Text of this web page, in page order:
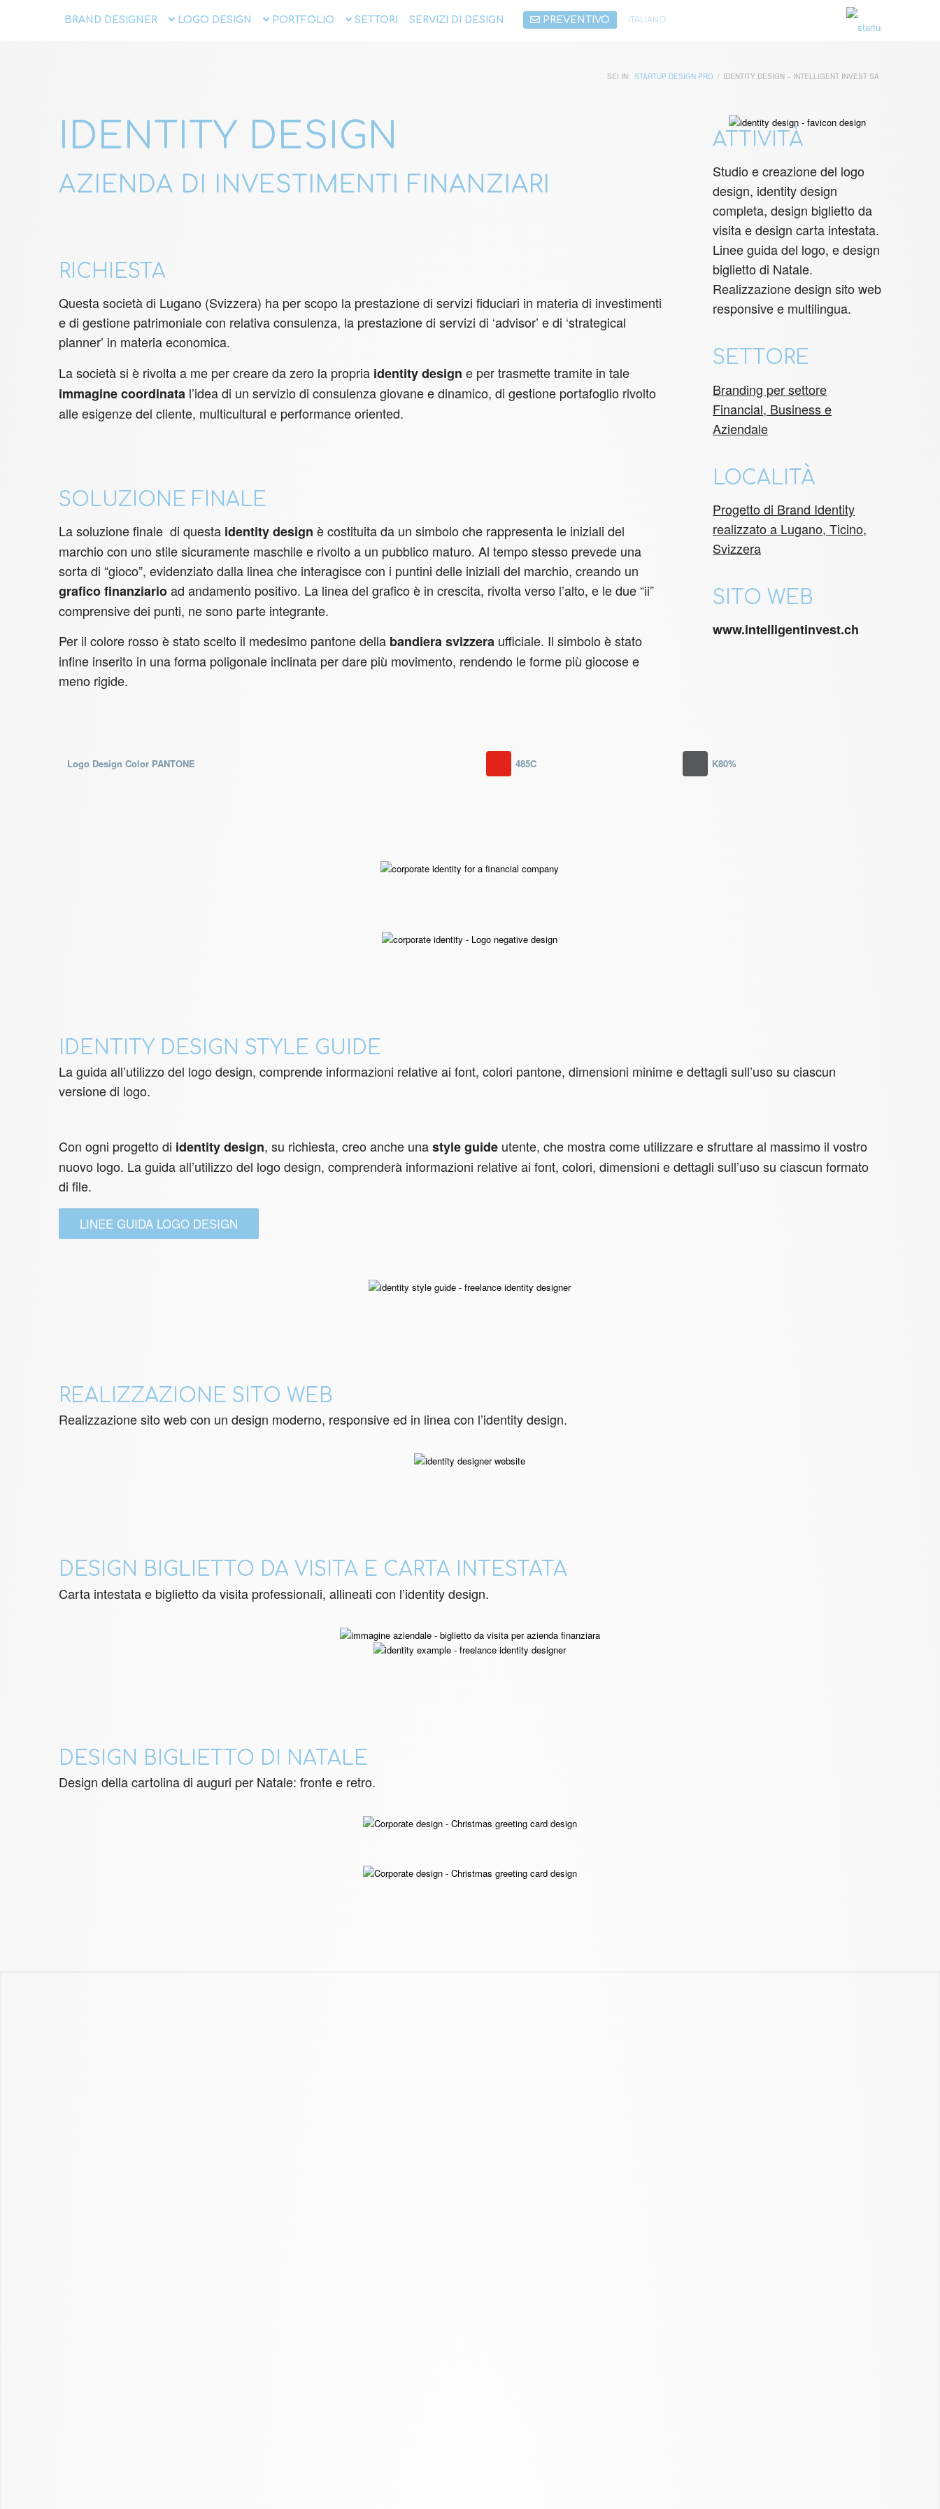
BRAND DESIGNER LOGO DESIGN PORTFOLIO SETTORI SERVIZI DI DESIGN PREVENTIVO ITALIANO
SEI IN: STARTUP DESIGN PRO / IDENTITY DESIGN – INTELLIGENT INVEST SA
IDENTITY DESIGN
AZIENDA DI INVESTIMENTI FINANZIARI
RICHIESTA
Questa società di Lugano (Svizzera) ha per scopo la prestazione di servizi fiduciari in materia di investimenti
e di gestione patrimoniale con relativa consulenza, la prestazione di servizi di ‘advisor’ e di ‘strategical
planner’ in materia economica.
La società si è rivolta a me per creare da zero la propria identity design e per trasmette tramite in tale
immagine coordinata l’idea di un servizio di consulenza giovane e dinamico, di gestione portafoglio rivolto
alle esigenze del cliente, multicultural e performance oriented.
SOLUZIONE FINALE
La soluzione finale di questa identity design è costituita da un simbolo che rappresenta le iniziali del
marchio con uno stile sicuramente maschile e rivolto a un pubblico maturo. Al tempo stesso prevede una
sorta di “gioco”, evidenziato dalla linea che interagisce con i puntini delle iniziali del marchio, creando un
grafico finanziarioad andamento positivo. La linea del grafico è in crescita, rivolta verso l’alto, e le due “ii”
comprensive dei punti, ne sono parte integrante.
Per il colore rosso è stato scelto il medesimo pantone della bandiera svizzeraufficiale. Il simbolo è stato
infine inserito in una forma poligonale inclinata per dare più movimento, rendendo le forme più giocose e
meno rigide.
ATTIVITÀ
Studio e creazione del logo
design, identity design
completa, design biglietto da
visita e design carta intestata.
Linee guida del logo, e design
biglietto di Natale.
Realizzazione design sito web
responsive e multilingua.
SETTORE
Branding per settore
Financial, Business e
Aziendale
LOCALITÀ
Progetto di Brand Identity
realizzato a Lugano, Ticino,
Svizzera
SITO WEB
www.intelligentinvest.ch
Logo Design Color PANTONE 485C K80%
IDENTITY DESIGN STYLE GUIDE
La guida all’utilizzo del logo design, comprende informazioni relative ai font, colori pantone, dimensioni minime e dettagli sull’uso su ciascun
versione di logo.
Con ogni progetto di identity design, su richiesta, creo anche unastyle guideutente, che mostra come utilizzare e sfruttare al massimo il vostro
nuovo logo. La guida all’utilizzo del logo design, comprenderà informazioni relative ai font, colori, dimensioni e dettagli sull’uso su ciascun formato
di file.
LINEE GUIDA LOGO DESIGN
REALIZZAZIONE SITO WEB
Realizzazione sito web con un design moderno, responsive ed in linea con l’identity design.
DESIGN BIGLIETTO DA VISITA E CARTA INTESTATA
Carta intestata e biglietto da visita professionali, allineati con l’identity design.
DESIGN BIGLIETTO DI NATALE
Design della cartolina di auguri per Natale: fronte e retro.